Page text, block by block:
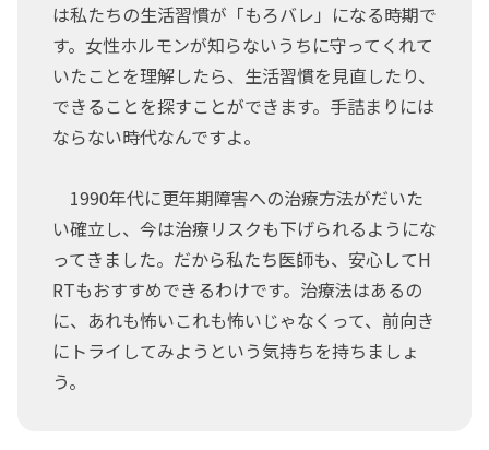
は私たちの生活習慣が「もろバレ」になる時期で
す。女性ホルモンが知らないうちに守ってくれて
いたことを理解したら、生活習慣を見直したり、
できることを探すことができます。手詰まりには
ならない時代なんですよ。
1990年代に更年期障害への治療方法がだいた
い確立し、今は治療リスクも下げられるようにな
ってきました。だから私たち医師も、安心してH
RTもおすすめできるわけです。治療法はあるの
に、あれも怖いこれも怖いじゃなくって、前向き
にトライしてみようという気持ちを持ちましょ
う。